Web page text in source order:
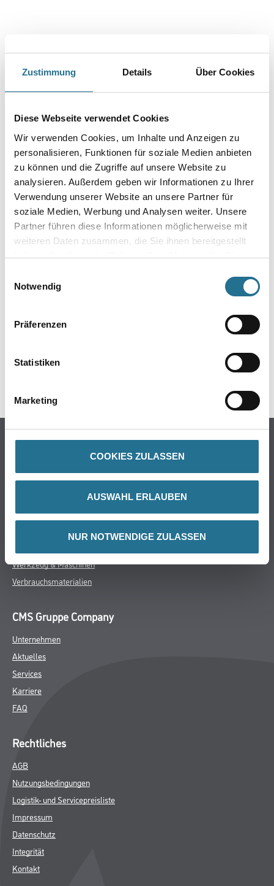
Zustimmung Details Über Cookies
Diese Webseite verwendet Cookies
Wir verwenden Cookies, um Inhalte und Anzeigen zu
personalisieren, Funktionen für soziale Medien anbieten
zu können und die Zugriffe auf unsere Website zu
analysieren. Außerdem geben wir Informationen zu Ihrer
Verwendung unserer Website an unsere Partner für
soziale Medien, Werbung und Analysen weiter. Unsere
Partner führen diese Informationen möglicherweise mit
weiteren Daten zusammen, die Sie ihnen bereitgestellt
haben oder die sie im Rahmen Ihrer Nutzung der Dienste
Notwendig
Präferenzen
Statistiken
Marketing
COOKIES ZULASSEN
AUSWAHL ERLAUBEN
NUR NOTWENDIGE ZULASSEN
PRODUKTEIGENSCHAFTEN
- Dauerhafter Schutz vor Flecken
- Auch zur Fugenversiegelung
Verarbeitungszeit
- Einwirkzeit: ca. 1 Stunde
- Trocknungszeit: ca. 3 - 4 Stunden
- Volle Wirksamkeit nach: 24 Stunden
Gefahr
ZUSATZINFOS
GEFAHRENHINWEISE
Online-Shop
WDV-Systeme
Putze- und Spachtelmassen
Werkzeug & Maschinen
Verbrauchsmaterialien
CMS Gruppe Company
Unternehmen
Aktuelles
Services
Karriere
FAQ
Rechtliches
AGB
Nutzungsbedingungen
Logistik- und Servicepreisliste
Impressum
Datenschutz
Integrität
Kontakt